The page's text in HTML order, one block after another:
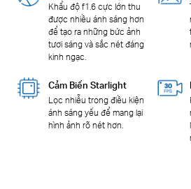
Khẩu độ f1.6 cực lớn thu
được nhiều ánh sáng hơn
để tạo ra những bức ảnh
tươi sáng và sắc nét đáng
kinh ngạc.
Cảm Biến Starlight
Lọc nhiễu trong điều kiện
ánh sáng yếu để mang lại
hình ảnh rõ nét hơn.